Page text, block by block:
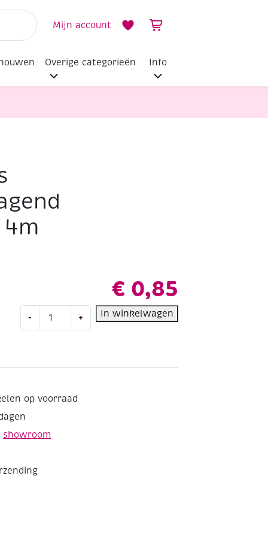
Mijn account
Overige categorieën Info
€ 0,85
-
brandvertragend
+ In winkelwagen
op voorraad
showroom